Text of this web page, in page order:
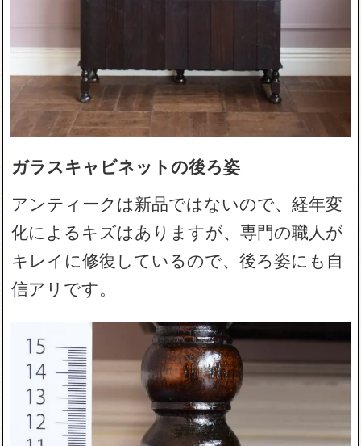
ガラスキャビネットの後ろ姿
アンティークは新品ではないので、経年変
化によるキズはありますが、専門の職人が
キレイに修復しているので、後ろ姿にも自
信アリです。